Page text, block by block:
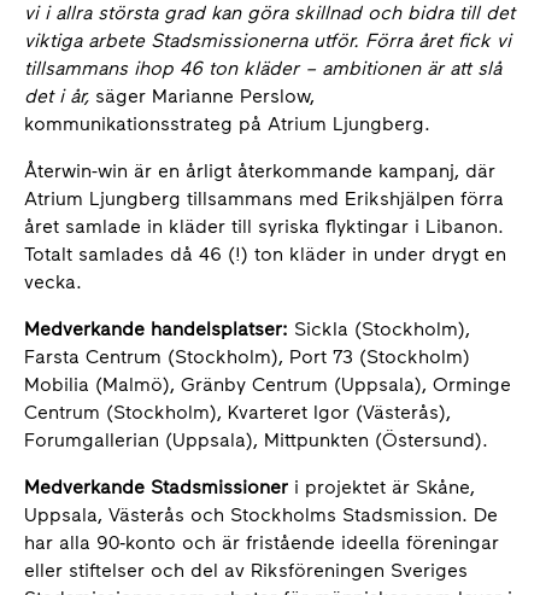
vi i allra största grad kan göra skillnad och bidra till det
viktiga arbete Stadsmissionerna utför. Förra året fick vi
tillsammans ihop 46 ton kläder – ambitionen är att slå
det i år, säger Marianne Perslow,
kommunikationsstrateg på Atrium Ljungberg.
Återwin-win är en årligt återkommande kampanj, där
Atrium Ljungberg tillsammans med Erikshjälpen förra
året samlade in kläder till syriska flyktingar i Libanon.
Totalt samlades då 46 (!) ton kläder in under drygt en
vecka.
Medverkande handelsplatser: Sickla (Stockholm),
Farsta Centrum (Stockholm), Port 73 (Stockholm)
Mobilia (Malmö), Gränby Centrum (Uppsala), Orminge
Centrum (Stockholm), Kvarteret Igor (Västerås),
Forumgallerian (Uppsala), Mittpunkten (Östersund).
Medverkande Stadsmissioner i projektet är Skåne,
Uppsala, Västerås och Stockholms Stadsmission. De
har alla 90‐konto och är fristående ideella föreningar
eller stiftelser och del av Riksföreningen Sveriges